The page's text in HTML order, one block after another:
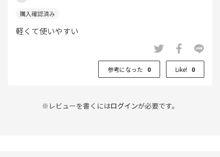
軽くて使いやすい
参考になった 0 Like! 0
※レビューを書くにはログインが必要です。